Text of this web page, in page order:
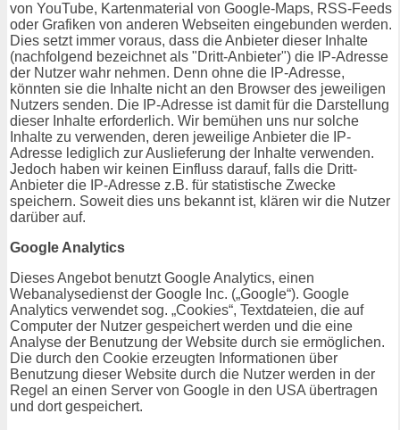
von YouTube, Kartenmaterial von Google-Maps, RSS-Feeds
oder Grafiken von anderen Webseiten eingebunden werden.
Dies setzt immer voraus, dass die Anbieter dieser Inhalte
(nachfolgend bezeichnet als "Dritt-Anbieter") die IP-Adresse
der Nutzer wahr nehmen. Denn ohne die IP-Adresse,
könnten sie die Inhalte nicht an den Browser des jeweiligen
Nutzers senden. Die IP-Adresse ist damit für die Darstellung
dieser Inhalte erforderlich. Wir bemühen uns nur solche
Inhalte zu verwenden, deren jeweilige Anbieter die IP-
Adresse lediglich zur Auslieferung der Inhalte verwenden.
Jedoch haben wir keinen Einfluss darauf, falls die Dritt-
Anbieter die IP-Adresse z.B. für statistische Zwecke
speichern. Soweit dies uns bekannt ist, klären wir die Nutzer
darüber auf.
Google Analytics
Dieses Angebot benutzt Google Analytics, einen
Webanalysedienst der Google Inc. („Google“). Google
Analytics verwendet sog. „Cookies“, Textdateien, die auf
Computer der Nutzer gespeichert werden und die eine
Analyse der Benutzung der Website durch sie ermöglichen.
Die durch den Cookie erzeugten Informationen über
Benutzung dieser Website durch die Nutzer werden in der
Regel an einen Server von Google in den USA übertragen
und dort gespeichert.